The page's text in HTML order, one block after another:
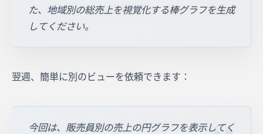
た、地域別の総売上を視覚化する棒グラフを生成
してください。
翌週、簡単に別のビューを依頼できます：
今回は、販売員別の売上の円グラフを表示してく